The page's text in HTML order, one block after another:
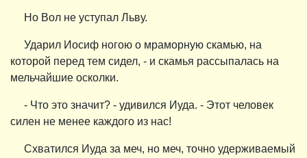
Но Вол не уступал Льву.
Ударил Иосиф ногою о мраморную скамью, на
которой перед тем сидел, - и скамья рассыпалась на
мельчайшие осколки.
- Что это значит? - удивился Иуда. - Этот человек
силен не менее каждого из нас!
Схватился Иуда за меч, но меч, точно удерживаемый